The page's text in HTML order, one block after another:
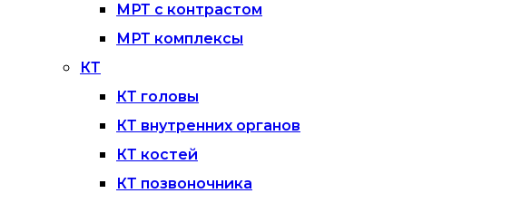
МРТ с контрастом
МРТ комплексы
КТ
КТ головы
КТ внутренних органов
КТ костей
КТ позвоночника